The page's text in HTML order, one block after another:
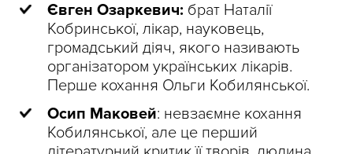
Євген Озаркевич: брат Наталії
Кобринської, лікар, науковець,
громадський діяч, якого називають
організатором українських лікарів.
Перше кохання Ольги Кобилянської.
Осип Маковей: невзаємне кохання
Кобилянської, але це перший